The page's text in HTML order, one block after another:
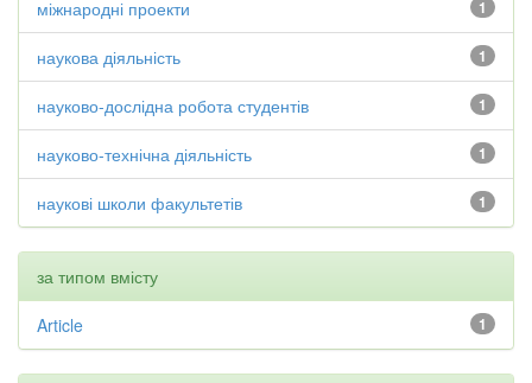
1
міжнародні проекти
1
наукова діяльність
1
науково-дослідна робота студентів
1
науково-технічна діяльність
1
наукові школи факультетів
за типом вмісту
1
Article